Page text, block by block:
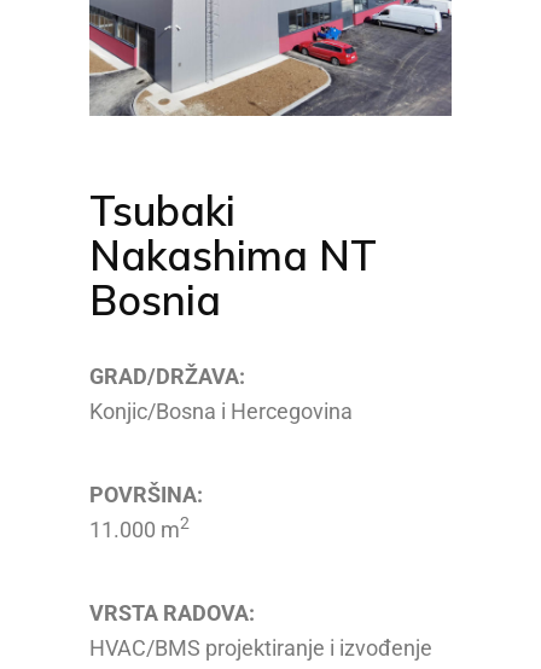
Tsubaki
Nakashima NT
Bosnia
GRAD/DRŽAVA:
Konjic/Bosna i Hercegovina
POVRŠINA:
11.000 m2
VRSTA RADOVA:
HVAC/BMS projektiranje i izvođenje